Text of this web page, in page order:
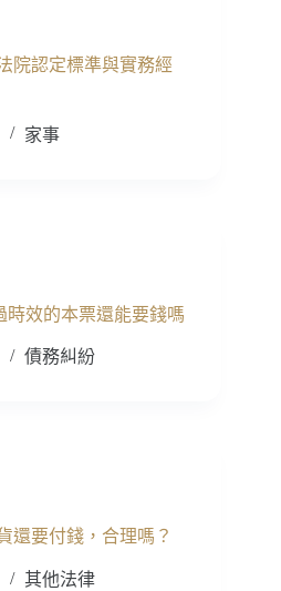
院認定標準與實務經
家事
時效的本票還能要錢嗎
債務糾紛
還要付錢，合理嗎？
其他法律